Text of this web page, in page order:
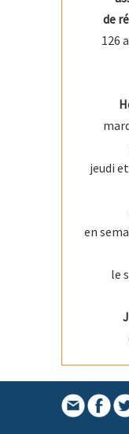
de
126
jeudi
en
le